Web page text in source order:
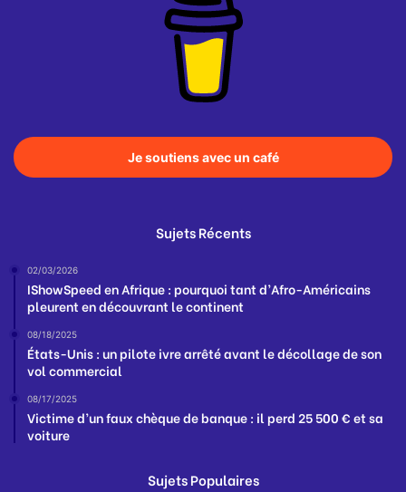
Je soutiens avec un café
Sujets Récents
02/03/2026
IShowSpeed en Afrique : pourquoi tant d’Afro-Américains
pleurent en découvrant le continent
08/18/2025
États-Unis : un pilote ivre arrêté avant le décollage de son
vol commercial
08/17/2025
Victime d’un faux chèque de banque : il perd 25 500 € et sa
voiture
Sujets Populaires